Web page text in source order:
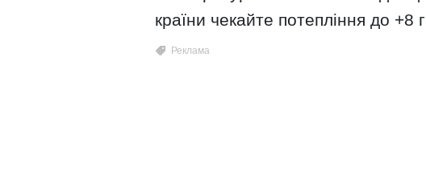
країни чекайте потепління до +8